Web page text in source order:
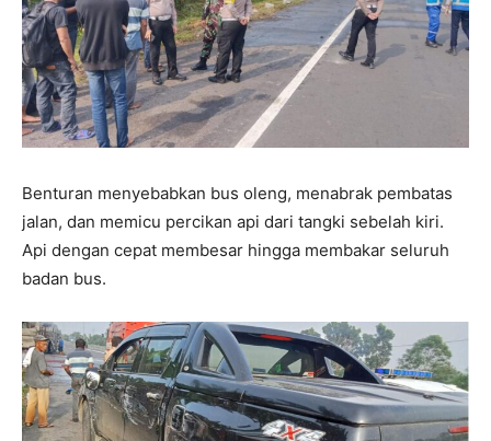
Benturan menyebabkan bus oleng, menabrak pembatas
jalan, dan memicu percikan api dari tangki sebelah kiri.
Api dengan cepat membesar hingga membakar seluruh
badan bus.